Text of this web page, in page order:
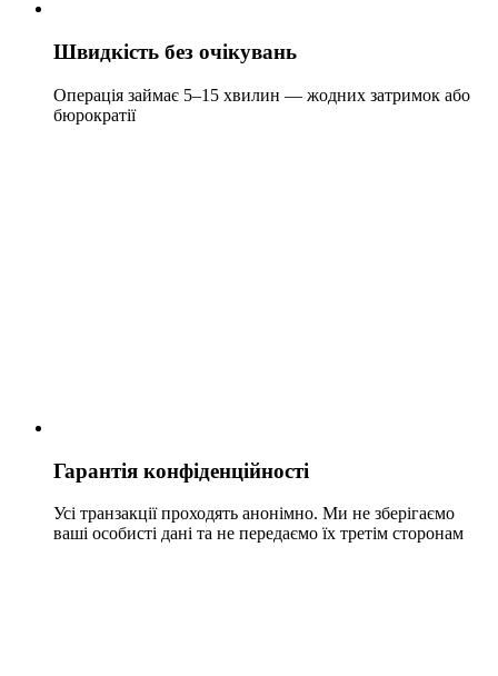
Швидкість без очікувань
Операція займає 5–15 хвилин — жодних затримок або
бюрократії
Гарантія конфіденційності
Усі транзакції проходять анонімно. Ми не зберігаємо
ваші особисті дані та не передаємо їх третім сторонам